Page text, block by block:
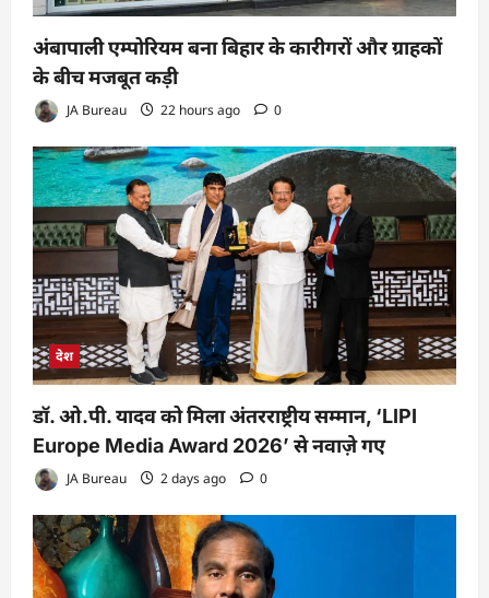
अंबापाली एम्पोरियम बना बिहार के कारीगरों और ग्राहकों
के बीच मजबूत कड़ी
JA Bureau 22 hours ago 0
देश
डॉ. ओ.पी. यादव को मिला अंतरराष्ट्रीय सम्मान, ‘LIPI
Europe Media Award 2026’ से नवाज़े गए
JA Bureau 2 days ago 0